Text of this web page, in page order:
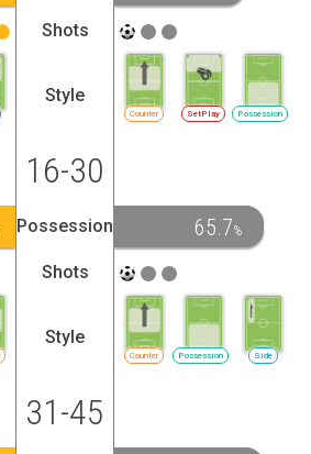
Shots
Style
Counter SetPlay Possession
16-30
Possession 65.7%
Shots
Style
Counter Possession Side
31-45